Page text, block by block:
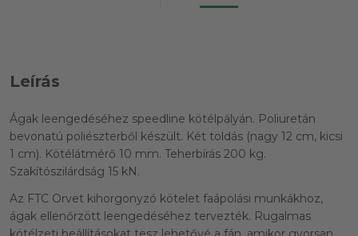
Leírás
Ágak leengedéséhez speedline kötélpályán. Poliuretán
bevonatú poliészterből készült. Két toldás (nagy 12 cm, kicsi
1 cm). Kötélátmérő 10 mm. Teherbírás 200 kg.
Szakítószilárdság 15 kN.
Az FTC Orvet kihorgonyzó kötelet faápolási munkákhoz,
ágak ellenőrzött leengedéséhez tervezték. Rugalmas